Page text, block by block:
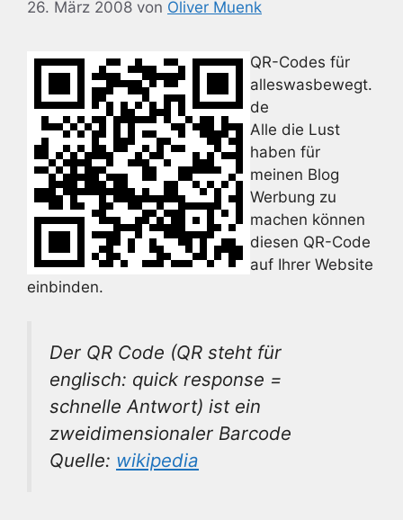
26. März 2008 von Oliver Muenk
QR-Codes für
alleswasbewegt.
de
Alle die Lust
haben für
meinen Blog
Werbung zu
machen können
diesen QR-Code
auf Ihrer Website
einbinden.
Der QR Code (QR steht für
englisch: quick response =
schnelle Antwort) ist ein
zweidimensionaler Barcode
Quelle: wikipedia